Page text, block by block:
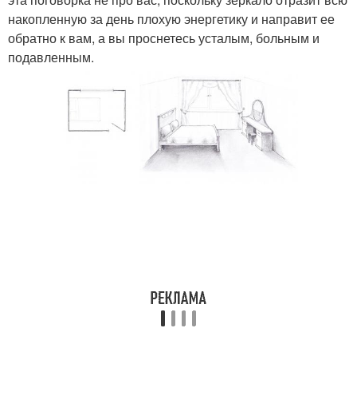
накопленную за день плохую энергетику и направит ее
обратно к вам, а вы проснетесь усталым, больным и
подавленным.